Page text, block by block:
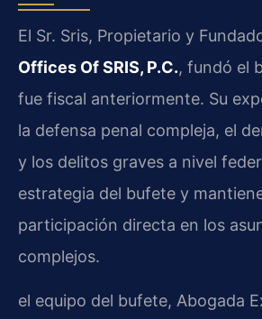
El Sr. Sris, Propietario y
Offices Of SRIS, P.C., fundó el
fue fiscal anteriormente. Su
la defensa penal compleja, el
y los delitos graves a nivel
estrategia del bufete y
participación directa en los
complejos.
el equipo del bufete, Abogada